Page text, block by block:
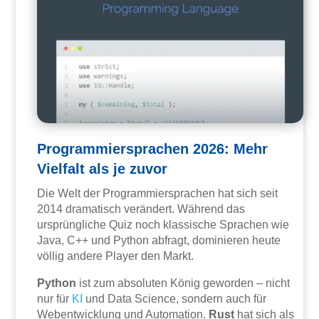
Programmiersprachen 2026: Mehr
Vielfalt als je zuvor
Die Welt der Programmiersprachen hat sich seit
2014 dramatisch verändert. Während das
ursprüngliche Quiz noch klassische Sprachen wie
Java, C++ und Python abfragt, dominieren heute
völlig andere Player den Markt.
Python ist zum absoluten König geworden – nicht
nur für KI und Data Science, sondern auch für
Webentwicklung und Automation. Rust hat sich als